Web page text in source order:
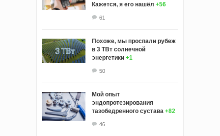
Кажется, я его нашёл +56
61
Похоже, мы проспали рубеж
в 3 ТВт солнечной
энергетики +1
50
Мой опыт
эндопротезирования
тазобедренного сустава +82
46